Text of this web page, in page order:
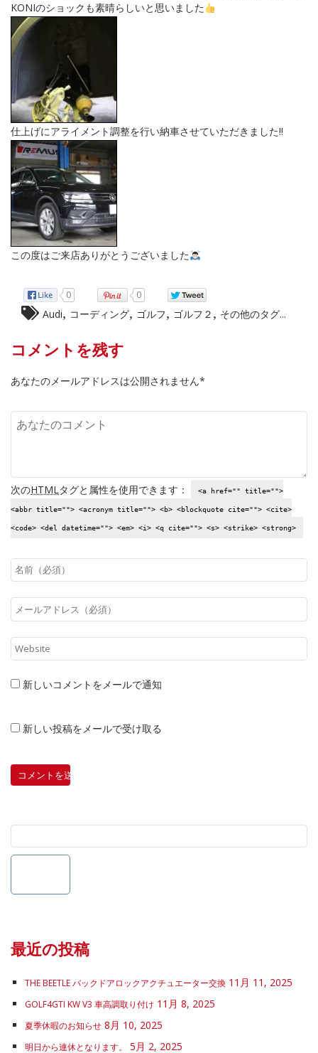
KONIのショックも素晴らしいと思いました
仕上げにアライメント調整を行い納車させていただきました‼︎
この度はご来店ありがとうございました
0 0
Audi コーディング ゴルフ ゴルフ２ その他のタグ...
コメントを残す
あなたのメールアドレスは公開されません*
次のHTML タグと属性を使用できます： <a href="" title="">
<abbr title=""> <acronym title=""> <b> <blockquote cite=""> <cite>
<code> <del datetime=""> <em> <i> <q cite=""> <s> <strike> <strong>
新しいコメントをメールで通知
新しい投稿をメールで受け取る
最近の投稿
THE BEETLE バックドアロックアクチュエーター交換 11月 11, 2025
GOLF4GTI KW V3 車高調取り付け 11月 8, 2025
夏季休暇のお知らせ 8月 10, 2025
明日から連休となります。 5月 2, 2025